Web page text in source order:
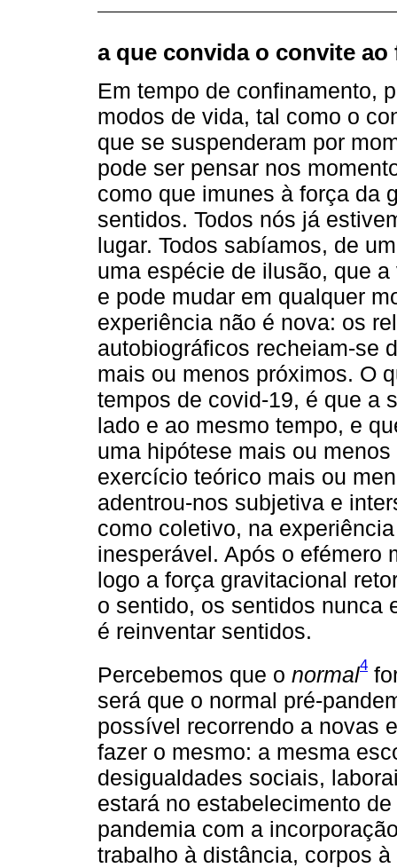
a que convida o convite
Em tempo de confinamento,
modos de vida, tal como o
que se suspenderam por
pode ser pensar nos
como que imunes à força da
sentidos. Todos nós já
lugar. Todos sabíamos, de
uma espécie de ilusão, que
e pode mudar em qualquer
experiência não é nova: os
autobiográficos recheiam-se
mais ou menos próximos. O
tempos de covid-19, é que a
lado e ao mesmo tempo, e
uma hipótese mais ou
exercício teórico mais ou
adentrou-nos subjetiva e
como coletivo, na
inesperável. Após o efémero
logo a força gravitacional
o sentido, os sentidos nunca
é reinventar sentidos.
Percebemos que o normal4
será que o normal pré-
possível recorrendo a novas
fazer o mesmo: a mesma
desigualdades sociais,
estará no estabelecimento
pandemia com a
trabalho à distância, corpos